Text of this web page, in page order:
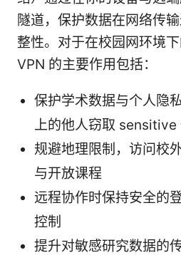
隧道，保护数据在网络传
整性。对于在校园网环境下
VPN 的主要作用包括：
保护学术数据与个人隐
上的他人窃取 sensitive
规避地理限制，访问校
与开放课程
远程协作时保持安全的
控制
提升对敏感研究数据的